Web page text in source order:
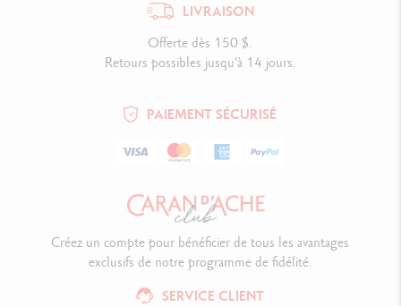
LIVRAISON
Offerte dès 150 $.
Retours possibles jusqu'à 14 jours.
PAIEMENT SÉCURISÉ
SERVICE CLIENT
Créez un compte pour bénéficier de tous les avantages
exclusifs de notre programme de fidélité.